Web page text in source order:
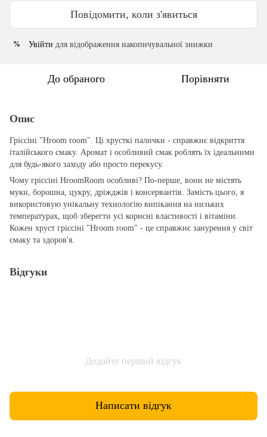
Повідомити, коли з'явиться
% Увійти для відображення накопичувальної знижки
До обраного Порівняти
Опис
Гріссіні "Hroom room". Ці хрусткі палички - справжнє відкриття
італійського смаку. Аромат і особливий смак роблять їх ідеальними
для будь-якого заходу або просто перекусу.
Чому гріссіні HroomRoom особливі? По-перше, вони не містять
муки, борошна, цукру, дріжджів і консервантів. Замість цього, я
використовую унікальну технологію випікання на низьких
температурах, щоб зберегти усі корисні властивості і вітаміни.
Кожен хруст гріссіні "Hroom room" - це справжнє занурення у світ
смаку та здоров'я.
Відгуки
Додайте перший відгук
Написати відгук